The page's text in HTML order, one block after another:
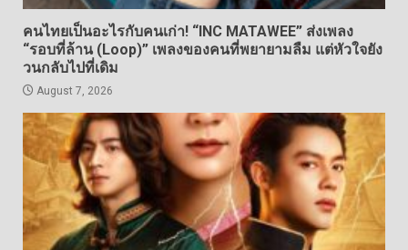
คนไทยเป็นอะไรกับคนเก่า! “INC MATAWEE” ส่งเพลง
“รอบที่ล้าน (Loop)” เพลงของคนที่พยายามลืม แต่หัวใจยัง
วนกลับไปที่เดิม
August 7, 2026